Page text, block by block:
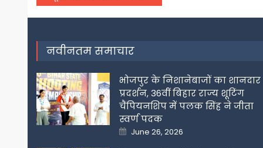
navigation
नवीनतम समाचार
भोजपुर के निशानेबाजों का शानदार
प्रदर्शन, 36वीं बिहार राज्य शूटिंग
चैंपियनशिप में पलक सिंह ने जीता
स्वर्ण पदक
Posted
on
June 26, 2026